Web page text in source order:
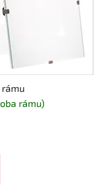
rámu)